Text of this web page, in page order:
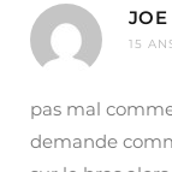
JOE
15
pas mal
demande